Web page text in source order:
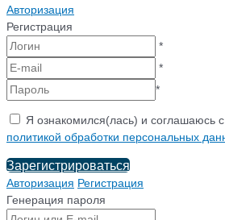
Авторизация
Регистрация
*
*
*
Я ознакомился(лась) и соглашаюсь с
политикой обработки персональных
Зарегистрироваться
Авторизация Регистрация
Генерация пароля